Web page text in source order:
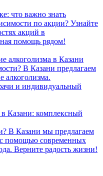
что важно знать
по акции? Узнайте
акций в
помощь рядом!
алкоголизма в Казани
В Казани предлагаем
алкоголизма.
и индивидуальный
Казани: комплексный
В Казани мы предлагаем
помощью современных
Верните радость жизни!